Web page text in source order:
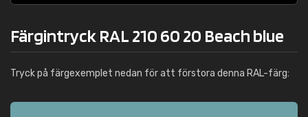
Färgintryck RAL 210 60 20 Beach blue
Tryck på färgexemplet nedan för att förstora denna RAL-färg: